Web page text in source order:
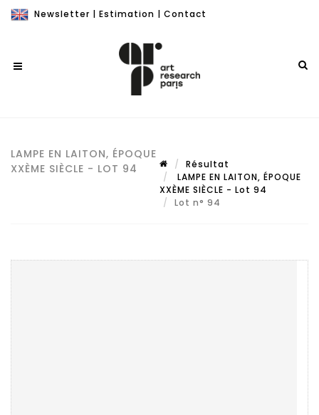
Newsletter | Estimation | Contact
LAMPE EN LAITON, ÉPOQUE
XXÈME SIÈCLE - LOT 94
Résultat
LAMPE EN LAITON, ÉPOQUE
XXÈME SIÈCLE - Lot 94
Lot n° 94